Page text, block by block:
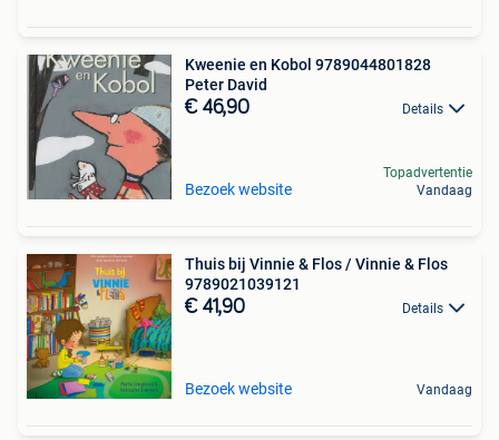
Kweenie en Kobol 9789044801828
Peter David
€ 46,90 Details
Bezoek website
Topadvertentie
Vandaag
Thuis bij Vinnie & Flos / Vinnie & Flos
9789021039121
€ 41,90 Details
Bezoek website Vandaag